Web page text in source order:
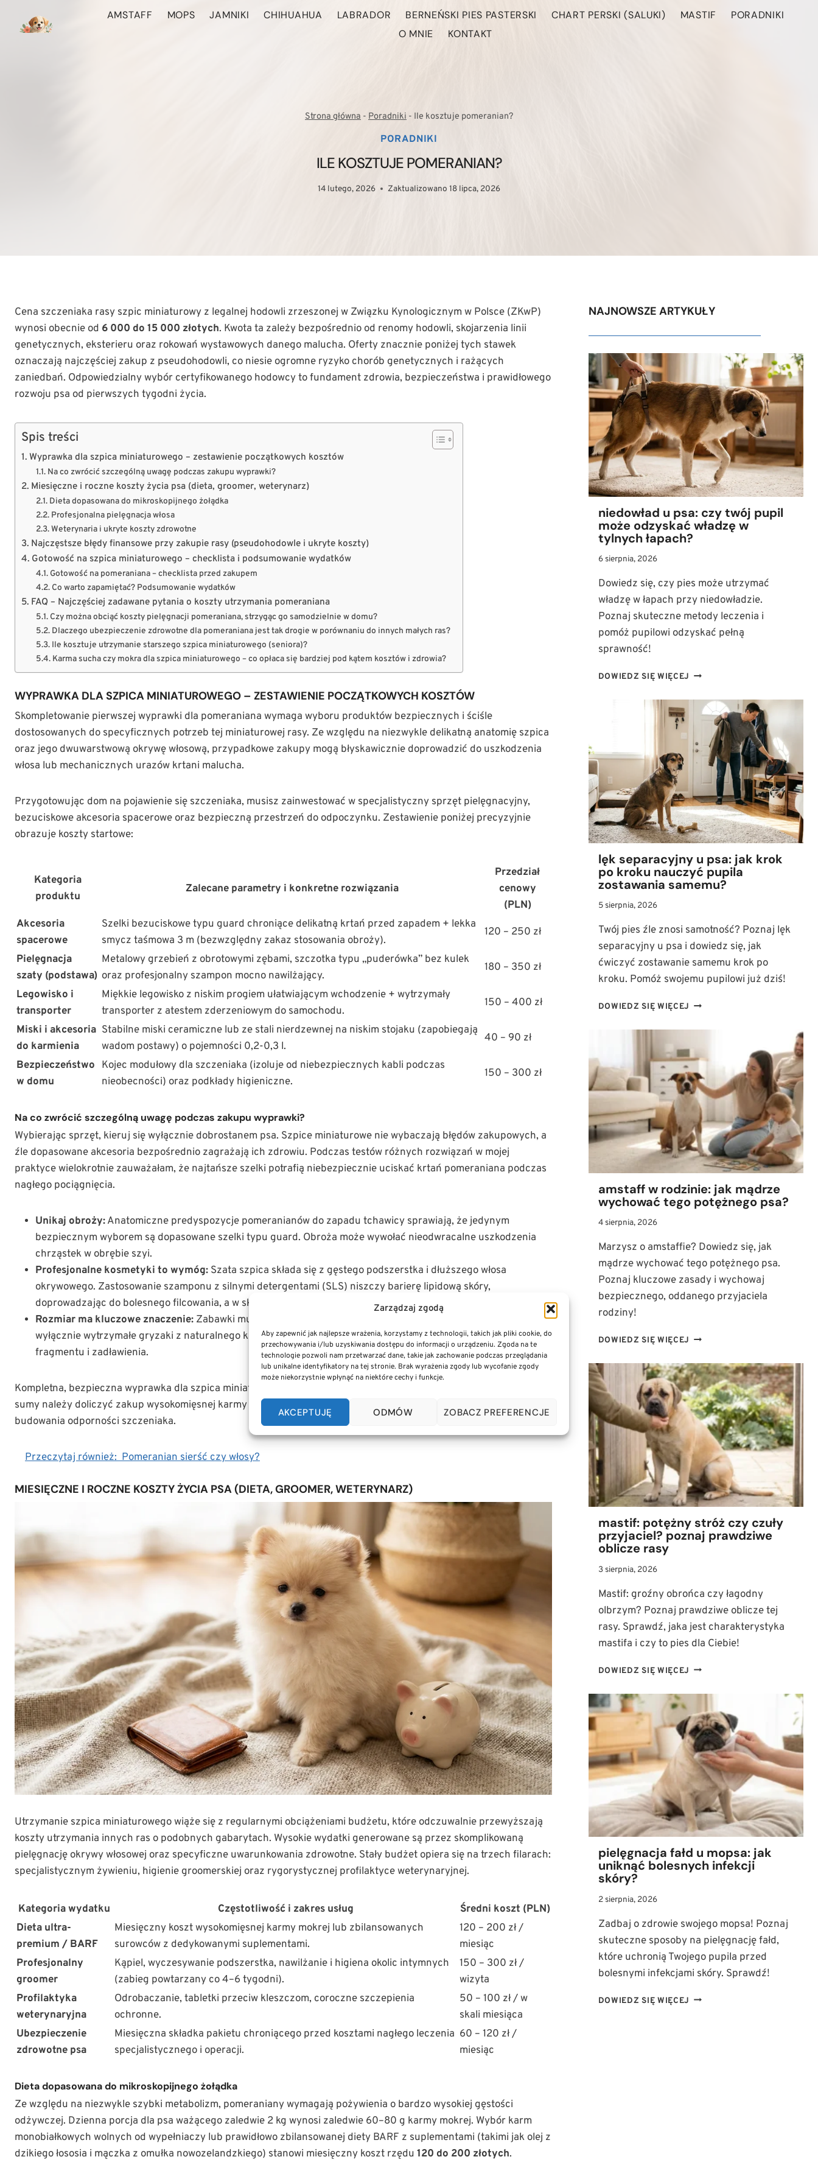
Zarządzaj zgodą
Aby zapewnić jak najlepsze wrażenia, korzystamy z technologii, takich jak pliki cookie, do
przechowywania i/lub uzyskiwania dostępu do informacji o urządzeniu. Zgoda na te
technologie pozwoli nam przetwarzać dane, takie jak zachowanie podczas przeglądania
lub unikalne identyfikatory na tej stronie. Brak wyrażenia zgody lub wycofanie zgody
może niekorzystnie wpłynąć na niektóre cechy i funkcje.
AKCEPTUJĘ ODMÓW ZOBACZ PREFERENCJE
AMSTAFF MOPS JAMNIKI CHIHUAHUA LABRADOR BERNEŃSKI PIES PASTERSKI CHART PERSKI (SALUKI) MASTIF
PORADNIKI
O MNIE
KONTAKT
Strona główna - Poradniki - Ile kosztuje pomeranian?
PORADNIKI
ILE KOSZTUJE POMERANIAN?
14 lutego, 2026 Zaktualizowano 18 lipca, 2026
Cena szczeniaka rasy szpic miniaturowy z legalnej hodowli zrzeszonej w Związku Kynologicznym w Polsce (ZKwP)
wynosi obecnie od 6 000 do 15 000 złotych. Kwota ta zależy bezpośrednio od renomy hodowli, skojarzenia linii
genetycznych, eksterieru oraz rokowań wystawowych danego malucha. Oferty znacznie poniżej tych stawek
oznaczają najczęściej zakup z pseudohodowli, co niesie ogromne ryzyko chorób genetycznych i rażących
zaniedbań. Odpowiedzialny wybór certyfikowanego hodowcy to fundament zdrowia, bezpieczeństwa i prawidłowego
rozwoju psa od pierwszych tygodni życia.
Spis treści
Wyprawka dla szpica miniaturowego – zestawienie początkowych kosztów
Na co zwrócić szczególną uwagę podczas zakupu wyprawki?
Miesięczne i roczne koszty życia psa (dieta, groomer, weterynarz)
Dieta dopasowana do mikroskopijnego żołądka
Profesjonalna pielęgnacja włosa
Weterynaria i ukryte koszty zdrowotne
Najczęstsze błędy finansowe przy zakupie rasy (pseudohodowle i ukryte koszty)
Gotowość na szpica miniaturowego – checklista i podsumowanie wydatków
Gotowość na pomeraniana – checklista przed zakupem
Co warto zapamiętać? Podsumowanie wydatków
FAQ – Najczęściej zadawane pytania o koszty utrzymania pomeraniana
Czy można obciąć koszty pielęgnacji pomeraniana, strzygąc go samodzielnie w domu?
Dlaczego ubezpieczenie zdrowotne dla pomeraniana jest tak drogie w porównaniu do innych małych ras?
Ile kosztuje utrzymanie starszego szpica miniaturowego (seniora)?
Karma sucha czy mokra dla szpica miniaturowego – co opłaca się bardziej pod kątem kosztów i zdrowia?
WYPRAWKA DLA SZPICA MINIATUROWEGO – ZESTAWIENIE POCZĄTKOWYCH KOSZTÓW
Skompletowanie pierwszej wyprawki dla pomeraniana wymaga wyboru produktów bezpiecznych i ściśle
dostosowanych do specyficznych potrzeb tej miniaturowej rasy. Ze względu na niezwykle delikatną anatomię szpica
oraz jego dwuwarstwową okrywę włosową, przypadkowe zakupy mogą błyskawicznie doprowadzić do uszkodzenia
włosa lub mechanicznych urazów krtani malucha.
Przygotowując dom na pojawienie się szczeniaka, musisz zainwestować w specjalistyczny sprzęt pielęgnacyjny,
bezuciskowe akcesoria spacerowe oraz bezpieczną przestrzeń do odpoczynku. Zestawienie poniżej precyzyjnie
obrazuje koszty startowe:
Kategoria
produktu
Zalecane parametry i konkretne rozwiązania
Przedział
cenowy
(PLN)
Akcesoria
spacerowe
Szelki bezuciskowe typu guard chroniące delikatną krtań przed zapadem + lekka
smycz taśmowa 3 m (bezwzględny zakaz stosowania obroży).
120 – 250 zł
Pielęgnacja
szaty (podstawa)
Metalowy grzebień z obrotowymi zębami, szczotka typu „puderówka” bez kulek
oraz profesjonalny szampon mocno nawilżający.
180 – 350 zł
Legowisko i
transporter
Miękkie legowisko z niskim progiem ułatwiającym wchodzenie + wytrzymały
transporter z atestem zderzeniowym do samochodu.
150 – 400 zł
Miski i akcesoria
do karmienia
Stabilne miski ceramiczne lub ze stali nierdzewnej na niskim stojaku (zapobiegają
wadom postawy) o pojemności 0,2-0,3 l.
40 – 90 zł
Bezpieczeństwo
w domu
Kojec modułowy dla szczeniaka (izoluje od niebezpiecznych kabli podczas
nieobecności) oraz podkłady higieniczne.
150 – 300 zł
Na co zwrócić szczególną uwagę podczas zakupu wyprawki?
Wybierając sprzęt, kieruj się wyłącznie dobrostanem psa. Szpice miniaturowe nie wybaczają błędów zakupowych, a
źle dopasowane akcesoria bezpośrednio zagrażają ich zdrowiu. Podczas testów różnych rozwiązań w mojej
praktyce wielokrotnie zauważałam, że najtańsze szelki potrafią niebezpiecznie uciskać krtań pomeraniana podczas
nagłego pociągnięcia.
Unikaj obroży:Anatomiczne predyspozycje pomeranianów do zapadu tchawicy sprawiają, że jedynym
bezpiecznym wyborem są dopasowane szelki typu guard. Obroża może wywołać nieodwracalne uszkodzenia
chrząstek w obrębie szyi.
Profesjonalne kosmetyki to wymóg: Szata szpica składa się z gęstego podszerstka i dłuższego włosa
okrywowego. Zastosowanie szamponu z silnymi detergentami (SLS) niszczy barierę lipidową skóry,
doprowadzając do bolesnego filcowania, a w skrajnych przypadkach do problemów dermatologicznych.
Rozmiar ma kluczowe znaczenie: Zabawki muszą odpowiadać mikroskopijnym szczękom psa. Wybieraj
wyłącznie wytrzymałe gryzaki z naturalnego kauczuku (rozmiar XS/S), eliminujące ryzyko odgryzienia
fragmentu i zadławienia.
Kompletna, bezpieczna wyprawka dla szpica miniaturowego zamyka się w kwocie
sumy należy doliczyć zakup wysokomięsnej karmy mokrej lub komponentów diety BARF, stanowiących fundament
budowania odporności szczeniaka.
Przeczytaj również: Pomeranian sierść czy włosy?
MIESIĘCZNE I ROCZNE KOSZTY ŻYCIA PSA (DIETA, GROOMER, WETERYNARZ)
Utrzymanie szpica miniaturowego wiąże się z regularnymi obciążeniami budżetu, które odczuwalnie przewyższają
koszty utrzymania innych ras o podobnych gabarytach. Wysokie wydatki generowane są przez skomplikowaną
pielęgnację okrywy włosowej oraz specyficzne uwarunkowania zdrowotne. Stały budżet opiera się na trzech filarach:
specjalistycznym żywieniu, higienie groomerskiej oraz rygorystycznej profilaktyce weterynaryjnej.
Kategoria wydatku Częstotliwość i zakres usług
Średni koszt (PLN)
Dieta ultra-
premium / BARF
Miesięczny koszt wysokomięsnej karmy mokrej lub zbilansowanych
surowców z dedykowanymi suplementami.
120 – 200 zł /
miesiąc
Profesjonalny
groomer
Kąpiel, wyczesywanie podszerstka, nawilżanie i higiena okolic intymnych
(zabieg powtarzany co 4–6 tygodni).
150 – 300 zł /
wizyta
Profilaktyka
weterynaryjna
Odrobaczanie, tabletki przeciw kleszczom, coroczne szczepienia
ochronne.
50 – 100 zł / w
skali miesiąca
Ubezpieczenie
zdrowotne psa
Miesięczna składka pakietu chroniącego przed kosztami nagłego leczenia
specjalistycznego i operacji.
60 – 120 zł /
miesiąc
Dieta dopasowana do mikroskopijnego żołądka
Ze względu na niezwykle szybki metabolizm, pomeraniany wymagają pożywienia o bardzo wysokiej gęstości
odżywczej. Dzienna porcja dla psa ważącego zaledwie 2 kg wynosi zaledwie 60–80 g karmy mokrej. Wybór karm
monobiałkowych wolnych od wypełniaczy lub prawidłowo zbilansowanej diety BARF z suplementami (takimi jak olej z
dzikiego łososia i mączka z omułka nowozelandzkiego) stanowi miesięczny koszt rzędu 120 do 200 złotych.
NAJNOWSZE ARTYKUŁY
niedowład u psa: czy twój pupil
może odzyskać władzę w
tylnych łapach?
6 sierpnia, 2026
Dowiedz się, czy pies może utrzymać
władzę w łapach przy niedowładzie.
Poznaj skuteczne metody leczenia i
pomóż pupilowi odzyskać pełną
sprawność!
DOWIEDZ SIĘ WIĘCEJ NIEDOWŁAD
PSA:
CZY
PUPIL
MOŻE
ODZYSKAĆ
WŁADZĘ
TYLNYCH
ŁAPACH?
lęk separacyjny u psa: jak krok
po kroku nauczyć pupila
zostawania samemu?
5 sierpnia, 2026
Twój pies źle znosi samotność? Poznaj lęk
separacyjny u psa i dowiedz się, jak
ćwiczyć zostawanie samemu krok po
kroku. Pomóż swojemu pupilowi już dziś!
DOWIEDZ SIĘ WIĘCEJ LĘK
U
JAK
PO
KROKU
NAUCZYĆ
PUPILA
ZOSTAWANIA
SAMEMU?
amstaff w rodzinie: jak mądrze
wychować tego potężnego psa?
4 sierpnia, 2026
Marzysz o amstaffie? Dowiedz się, jak
mądrze wychować tego potężnego psa.
Poznaj kluczowe zasady i wychowaj
bezpiecznego, oddanego przyjaciela
rodziny!
DOWIEDZ SIĘ WIĘCEJ AMSTAFF
RODZINIE:
JAK
MĄDRZE
WYCHOWAĆ
TEGO
POTĘŻNEGO
PSA?
mastif: potężny stróż czy czuły
przyjaciel? poznaj prawdziwe
oblicze rasy
3 sierpnia, 2026
Mastif: groźny obrońca czy łagodny
olbrzym? Poznaj prawdziwe oblicze tej
rasy. Sprawdź, jaka jest charakterystyka
mastifa i czy to pies dla Ciebie!
DOWIEDZ SIĘ WIĘCEJ MASTIF:
STRÓŻ
CZUŁY
PRZYJACIEL?
POZNAJ
PRAWDZIWE
OBLICZE
RASY
pielęgnacja fałd u mopsa: jak
uniknąć bolesnych infekcji
skóry?
2 sierpnia, 2026
Zadbaj o zdrowie swojego mopsa! Poznaj
skuteczne sposoby na pielęgnację fałd,
które uchronią Twojego pupila przed
bolesnymi infekcjami skóry. Sprawdź!
DOWIEDZ SIĘ WIĘCEJ PIELĘGNACJA